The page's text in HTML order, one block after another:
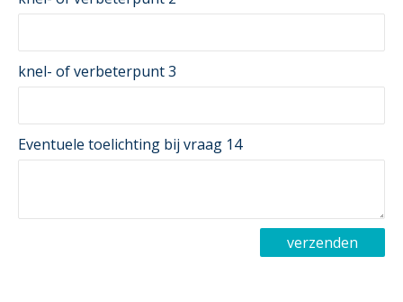
knel- of verbeterpunt 3
Eventuele toelichting bij vraag 14